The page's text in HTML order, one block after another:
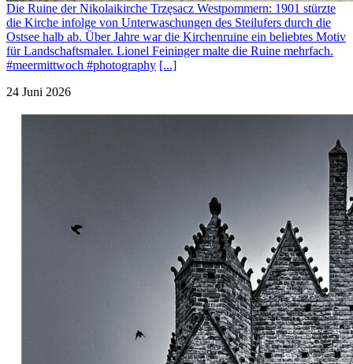
Die Ruine der Nikolaikirche Trzęsacz Westpommern: 1901 stürzte
die Kirche infolge von Unterwaschungen des Steilufers durch die
Ostsee halb ab. Über Jahre war die Kirchenruine ein beliebtes Motiv
für Landschaftsmaler. Lionel Feininger malte die Ruine mehrfach.
#meermittwoch #photography [...]
24 Juni 2026